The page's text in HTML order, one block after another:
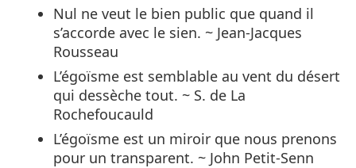
Nul ne veut le bien public que quand il
s’accorde avec le sien. ~ Jean-Jacques
Rousseau
L’égoïsme est semblable au vent du désert
qui dessèche tout. ~ S. de La
Rochefoucauld
L’égoïsme est un miroir que nous prenons
pour un transparent. ~ John Petit-Senn